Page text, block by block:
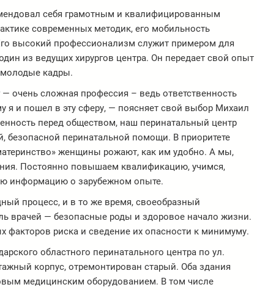
себя грамотным и квалифицированным
современных методик, его мобильность
высокий профессионализм служит примером для
из ведущих хирургов центра. Он передает свой опыт
молодые кадры.
очень сложная профессия – ведь ответственность
я и пошел в эту сферу, — поясняет свой выбор Михаил
перед обществом, наш перинатальный центр
безопасной перинатальной помощи. В приоритете
женщины рожают, как им удобно. А мы,
Постоянно повышаем квалификацию, учимся,
информацию о зарубежном опыте.
процесс, и в то же время, своеобразный
врачей — безопасные роды и здоровое начало жизни.
факторов риска и сведение их опасности к минимуму.
областного перинатального центра по ул.
корпус, отремонтирован старый. Оба здания
медицинским оборудованием. В том числе